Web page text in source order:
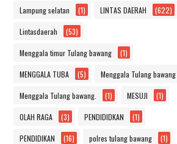
Lampung selatan (1) LINTAS DAERAH (622)
Lintasdaerah (53)
Menggala timur Tulang bawang (1)
MENGGALA TUBA (5) Menggala Tulang bawang
Menggala Tulang bawang. (1) MESUJI (1)
OLAH RAGA (3) PENDIDIDKAN (1)
PENDIDIKAN (16) polres tulang bawang (1)